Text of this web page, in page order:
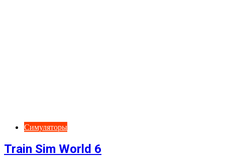
Симуляторы
Train Sim World 6